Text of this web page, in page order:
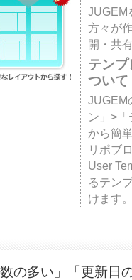
JUGEM
方々が
開・共
テン
ついて
JUGEM
ン」>
から簡
リポブ
User
るテン
けます
の多い」「更新日